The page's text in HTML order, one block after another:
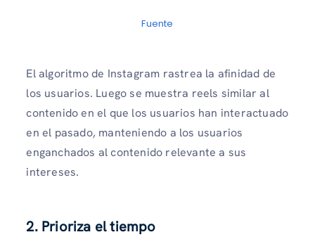
Fuente
El algoritmo de Instagram rastrea la afinidad de
los usuarios. Luego se muestra reels similar al
contenido en el que los usuarios han interactuado
en el pasado, manteniendo a los usuarios
enganchados al contenido relevante a sus
intereses.
2. Prioriza el tiempo